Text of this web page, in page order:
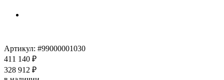
Артикул: #99000001030
411 140 ₽
328 912 ₽